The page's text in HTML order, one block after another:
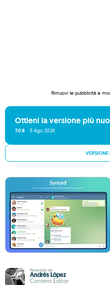
Rimuovi le pubblicità e
Ottieni la versione più
7.0.8 5 Ago 2026
VERSIONE
Recensito da
Andrés López
Content Editor